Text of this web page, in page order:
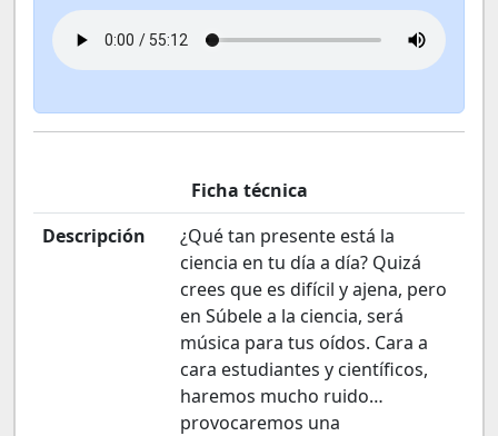
Ficha técnica
Descripción
¿Qué tan presente está la
ciencia en tu día a día? Quizá
crees que es difícil y ajena, pero
en Súbele a la ciencia, será
música para tus oídos. Cara a
cara estudiantes y científicos,
haremos mucho ruido…
provocaremos una